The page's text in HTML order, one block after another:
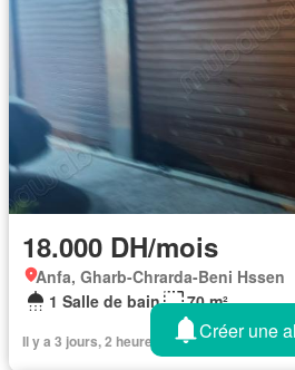
18.000 DH/mois
Anfa, Gharb-Chrarda-Beni Hssen
1 Salle de bain
70 m²
Il y a 3 jours, 2 heures Créer une